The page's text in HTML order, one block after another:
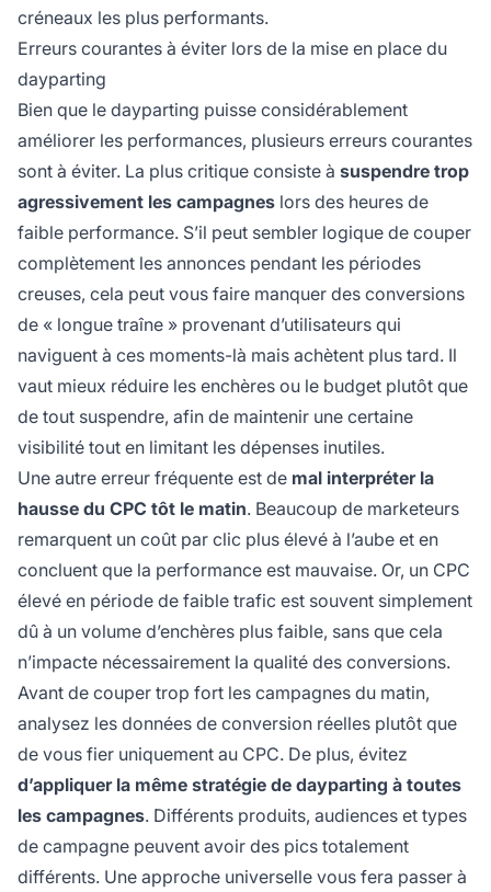
créneaux les plus performants.
Erreurs courantes à éviter lors de la mise en place du
dayparting
Bien que le dayparting puisse considérablement
améliorer les performances, plusieurs erreurs courantes
sont à éviter. La plus critique consiste à suspendre trop
agressivement les campagnes lors des heures de
faible performance. S’il peut sembler logique de couper
complètement les annonces pendant les périodes
creuses, cela peut vous faire manquer des conversions
de « longue traîne » provenant d’utilisateurs qui
naviguent à ces moments-là mais achètent plus tard. Il
vaut mieux réduire les enchères ou le budget plutôt que
de tout suspendre, afin de maintenir une certaine
visibilité tout en limitant les dépenses inutiles.
Une autre erreur fréquente est de mal interpréter la
hausse du CPC tôt le matin. Beaucoup de marketeurs
remarquent un coût par clic plus élevé à l’aube et en
concluent que la performance est mauvaise. Or, un CPC
élevé en période de faible trafic est souvent simplement
dû à un volume d’enchères plus faible, sans que cela
n’impacte nécessairement la qualité des conversions.
Avant de couper trop fort les campagnes du matin,
analysez les données de conversion réelles plutôt que
de vous fier uniquement au CPC. De plus, évitez
d’appliquer la même stratégie de dayparting à toutes
les campagnes. Différents produits, audiences et types
de campagne peuvent avoir des pics totalement
différents. Une approche universelle vous fera passer à